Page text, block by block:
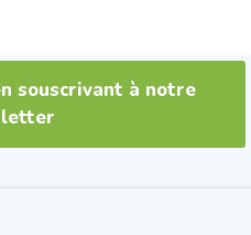
souscrivant à notre